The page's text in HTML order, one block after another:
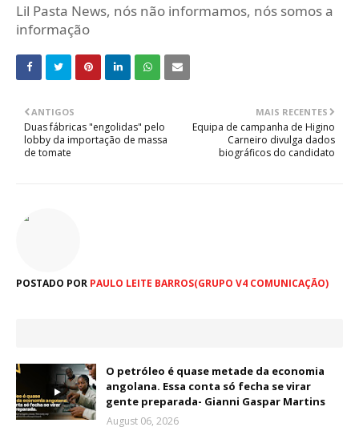
Lil Pasta News, nós não informamos, nós somos a
informação
MAIS RECENTES
Equipa de campanha de Higino
Carneiro divulga dados
biográficos do candidato
ANTIGOS
Duas fábricas "engolidas" pelo
lobby da importação de massa
de tomate
POSTADO POR PAULO LEITE BARROS(GRUPO V4 COMUNICAÇÃO)
O petróleo é quase metade da economia
angolana. Essa conta só fecha se virar
gente preparada- Gianni Gaspar Martins
August 06, 2026